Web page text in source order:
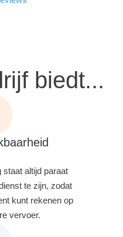
biedt...
staat altijd paraat
te zijn, zodat
kunt rekenen op
vervoer.